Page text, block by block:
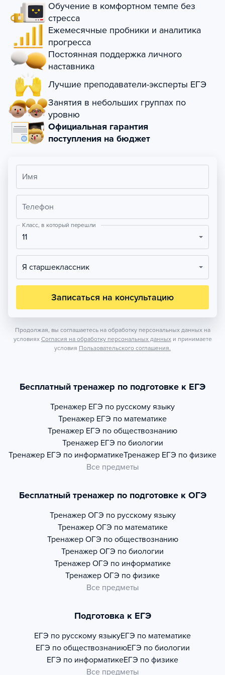
Обучение в комфортном темпе без
стресса
Ежемесячные пробники и аналитика
прогресса
Постоянная поддержка личного
наставника
Лучшие преподаватели-эксперты ЕГЭ
Занятия в небольших группах по
уровню
Официальная гарантия
поступления на бюджет
Имя
Телефон
Класс, в который перешли
11
Я старшеклассник
Записаться на консультацию
Продолжая, вы соглашаетесь на обработку персональных данных на
условиях Согласия на обработку персональных данных и принимаете
условия Пользовательского соглашения.
Бесплатный тренажер по подготовке к ЕГЭ
Тренажер ЕГЭ по русскому языку
Тренажер ЕГЭ по математике
Тренажер ЕГЭ по обществознанию
Тренажер ЕГЭ по биологии
Тренажер ЕГЭ по информатикеТренажер ЕГЭ по физике
Все предметы
Бесплатный тренажер по подготовке к ОГЭ
Тренажер ОГЭ по русскому языку
Тренажер ОГЭ по математике
Тренажер ОГЭ по обществознанию
Тренажер ОГЭ по биологии
Тренажер ОГЭ по информатике
Тренажер ОГЭ по физике
Все предметы
Подготовка к ЕГЭ
ЕГЭ по русскому языкуЕГЭ по математике
ЕГЭ по обществознаниюЕГЭ по биологии
ЕГЭ по информатикеЕГЭ по физике
Все предметы